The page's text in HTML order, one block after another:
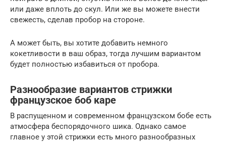
или даже вплоть до скул. Или же вы можете внести
свежесть, сделав пробор на стороне.
А может быть, вы хотите добавить немного
кокетливости в ваш образ, тогда лучшим вариантом
будет полностью избавиться от пробора.
Разнообразие вариантов стрижки
французское боб каре
В распущенном и современном французском бобе есть
атмосфера беспорядочного шика. Однако самое
главное у этой стрижки есть много разнообразных